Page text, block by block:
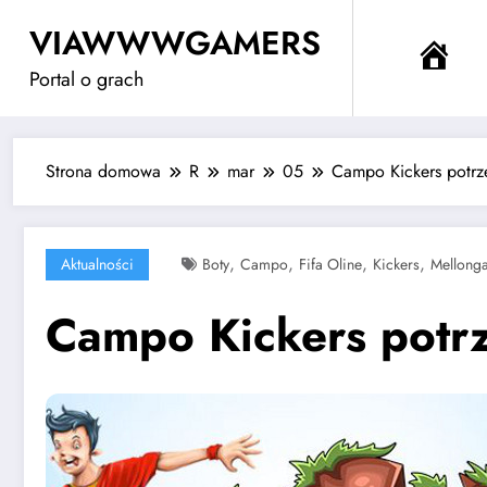
treści
VIAWWWGAMERS
Portal o grach
Strona domowa R mar 05 Campo Kickers
Aktualności Boty, Campo, Fifa Oline, Kickers,
Campo Kickers